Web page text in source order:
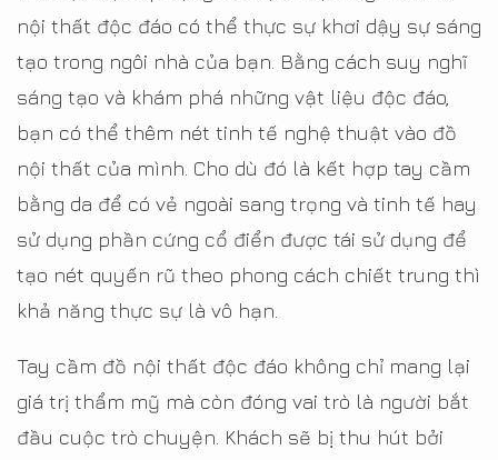
nội thất độc đáo có thể thực sự khơi dậy sự sáng
tạo trong ngôi nhà của bạn. Bằng cách suy nghĩ
sáng tạo và khám phá những vật liệu độc đáo,
bạn có thể thêm nét tinh tế nghệ thuật vào đồ
nội thất của mình. Cho dù đó là kết hợp tay cầm
bằng da để có vẻ ngoài sang trọng và tinh tế hay
sử dụng phần cứng cổ điển được tái sử dụng để
tạo nét quyến rũ theo phong cách chiết trung thì
khả năng thực sự là vô hạn.
Tay cầm đồ nội thất độc đáo không chỉ mang lại
giá trị thẩm mỹ mà còn đóng vai trò là người bắt
đầu cuộc trò chuyện. Khách sẽ bị thu hút bởi